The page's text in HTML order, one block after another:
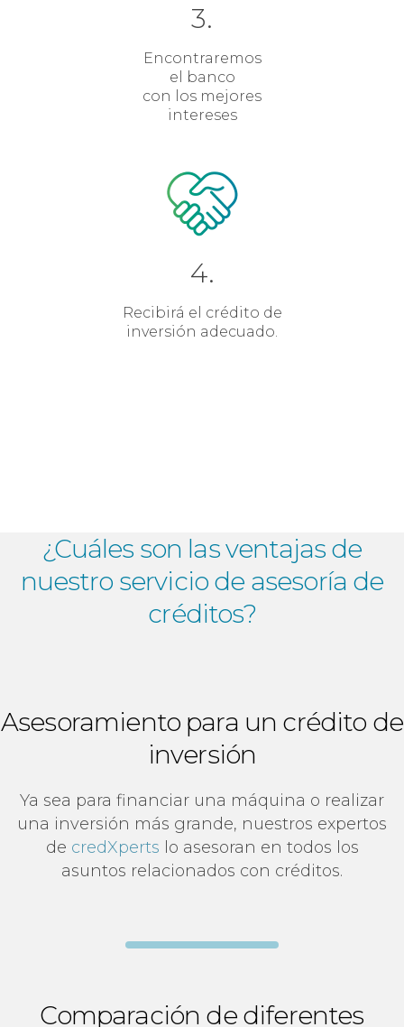
3.
Encontraremos
el banco
con los mejores
intereses
4.
Recibirá el crédito de
inversión adecuado.
¿Cuáles son las ventajas de
nuestro servicio de asesoría de
créditos?
Asesoramiento para un crédito de
inversión
Ya sea para financiar una máquina o realizar
una inversión más grande, nuestros expertos
de credXperts lo asesoran en todos los
asuntos relacionados con créditos.
Comparación de diferentes